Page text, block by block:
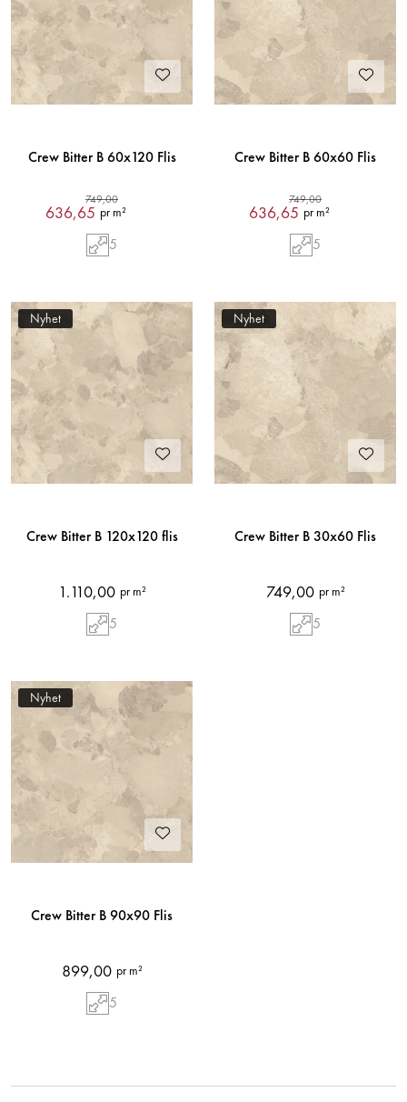
Crew Bitter B 60x120 Flis
749,00
636,65 pr m²
5
Crew Bitter B 60x60 Flis
749,00
636,65 pr m²
5
Nyhet
Crew Bitter B 120x120 flis
1.110,00 pr m²
5
Nyhet
Crew Bitter B 30x60 Flis
749,00 pr m²
5
Nyhet
Crew Bitter B 90x90 Flis
899,00 pr m²
5